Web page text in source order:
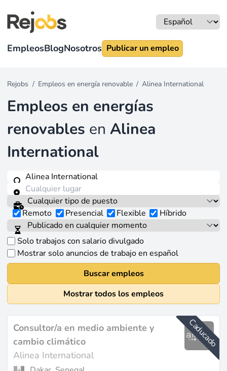
EmpleosBlogNosotros Publicar un empleo
Rejobs / Empleos en energía renovable / Alinea International
Empleos en energías
renovables enAlinea
International
Remoto Presencial Flexible Híbrido
Solo trabajos con salario divulgado
Mostrar solo anuncios de trabajo en español
Buscar empleos
Mostrar todos los empleos
Caducado
Consultor/a en medio ambiente y
cambio climático
Alinea International